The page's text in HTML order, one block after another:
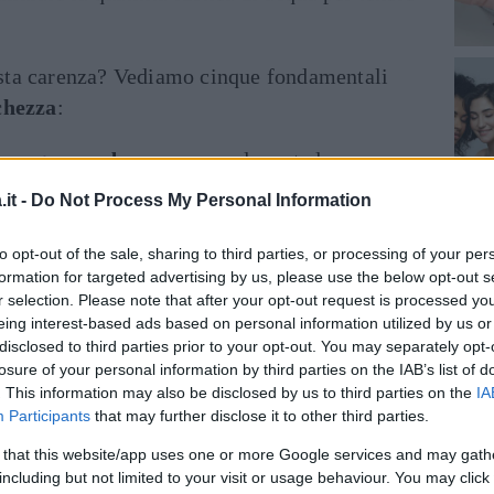
- Do Not Process My Personal Information
opt-out of the sale, sharing to third parties, or processing of your
for targeted advertising by us, please use the below opt-out
selection. Please note that after your opt-out request is processed
interest-based ads based on personal information utilized by us
to third parties prior to your opt-out. You may separately
of your personal information by third parties on the IAB’s list of
This information may also be disclosed by us to third parties on the
Participants that may further disclose it to other third parties.
that this website/app uses one or more Google services and may
but not limited to your visit or usage behaviour. You may
carenza? Vediamo cinque fondamentali
:
e un buon sapone, leggete le
adatti al vostro pH e a pelli secche. In
sebo, sporco, sudore, smog e cellule
la pelle;
volte al giorno, finirete col rendere la
usate acqua tiepida e tamponate con una
maniera completa, i residui di make-up
di pelle, ma in particolar modo per
di respirare e agevolano la